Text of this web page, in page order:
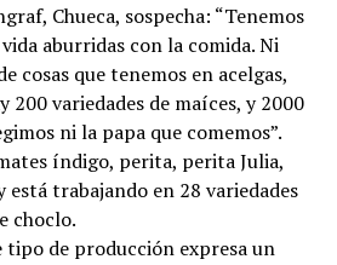
Chueca, sospecha: “Tenemos
aburridas con la comida. Ni
cosas que tenemos en acelgas,
200 variedades de maíces, y 2000
ni la papa que comemos”.
índigo, perita, perita Julia,
trabajando en 28 variedades
choclo.
tipo de producción expresa un